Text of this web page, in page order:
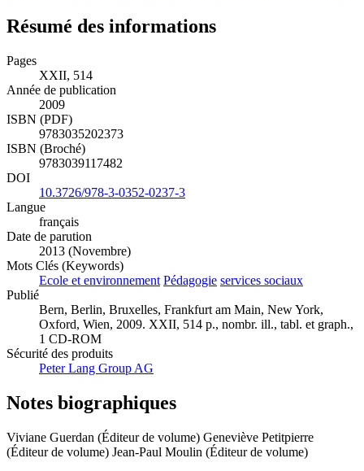
Résumé des informations
Pages
XXII, 514
Année de publication
2009
ISBN (PDF)
9783035202373
ISBN (Broché)
9783039117482
DOI
10.3726/978-3-0352-0237-3
Langue
français
Date de parution
2013 (Novembre)
Mots Clés (Keywords)
Ecole et environnement Pédagogie services sociaux
Publié
Bern, Berlin, Bruxelles, Frankfurt am Main, New York,
Oxford, Wien, 2009. XXII, 514 p., nombr. ill., tabl. et graph.,
1 CD-ROM
Sécurité des produits
Peter Lang Group AG
Notes biographiques
Viviane Guerdan (Éditeur de volume) Geneviève Petitpierre
(Éditeur de volume) Jean-Paul Moulin (Éditeur de volume)